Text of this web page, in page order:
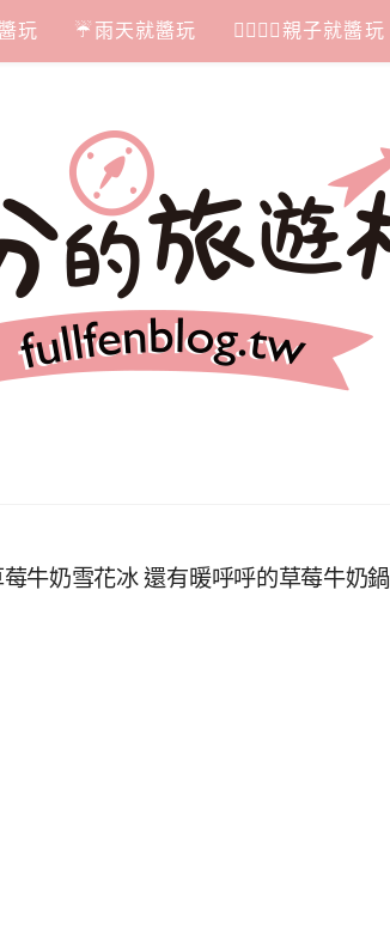
玩 ☔雨天就醬玩 👩‍❤‍💋‍👨親子就醬玩
牛奶雪花冰 還有暖呼呼的草莓牛奶鍋